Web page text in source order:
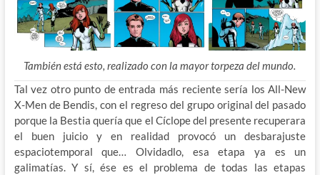
También está esto, realizado con la mayor torpeza del mundo.
Tal vez otro punto de entrada más reciente sería los All-New
X-Men de Bendis, con el regreso del grupo original del pasado
porque la Bestia quería que el Cíclope del presente recuperara
el buen juicio y en realidad provocó un desbarajuste
espaciotemporal que… Olvidadlo, esa etapa ya es un
galimatías. Y sí, ése es el problema de todas las etapas